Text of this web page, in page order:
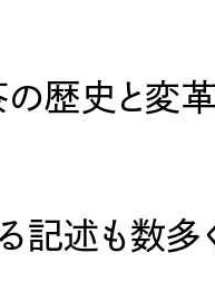
歴史と変革
記述も数多